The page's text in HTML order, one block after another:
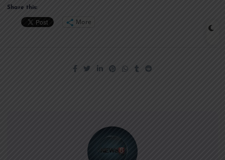
Share this:
More